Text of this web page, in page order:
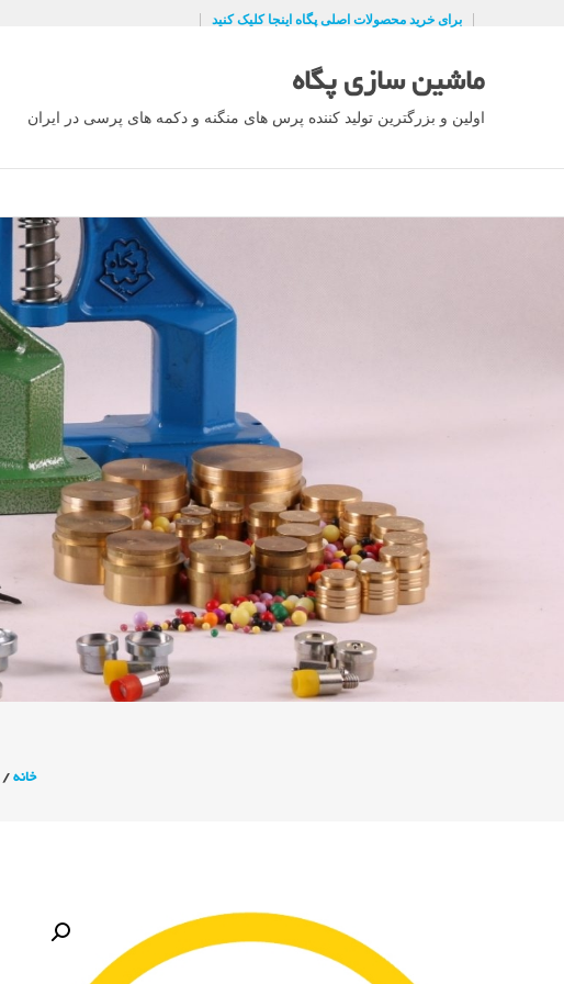
برای خرید محصولات اصلی پگاه اینجا کلیک کنید
ماشین سازی پگاه
اولین و بزرگترین تولید کننده پرس های منگنه و دکمه های پرسی در ایران
خانه /